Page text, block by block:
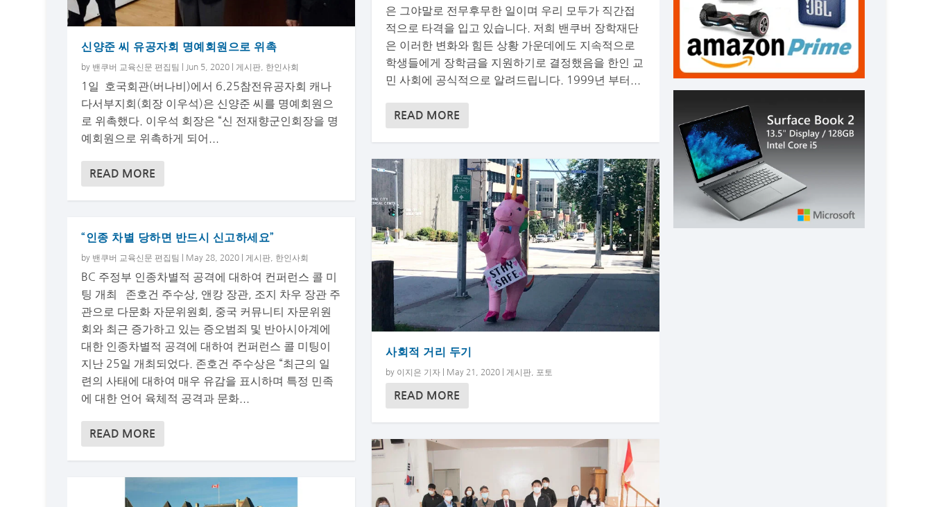
신양준 씨 유공자회 명예회원으로 위촉
by 밴쿠버 교육신문 편집팀 Jun 5, 2020 게시판 한인사회
1일 호국회관(버나비)에서 6.25참전유공자회 캐나
다서부지회(회장 이우석)은 신양준 씨를 명예회원으
로 위촉했다. 이우석 회장은 “신 전재향군인회장을 명
예회원으로 위촉하게 되어...
READ MORE
“인종 차별 당하면 반드시 신고하세요”
by 밴쿠버 교육신문 편집팀 May 28, 2020 게시판 한인사회
BC 주정부 인종차별적 공격에 대하여 컨퍼런스 콜 미
팅 개최 존호건 주수상, 앤캉 장관, 조지 차우 장관 주
관으로 다문화 자문위원회, 중국 커뮤니티 자문위원
회와 최근 증가하고 있는 증오범죄 및 반아시아계에
대한 인종차별적 공격에 대하여 컨퍼런스 콜 미팅이
지난 25일 개최되었다. 존호건 주수상은 “최근의 일
련의 사태에 대하여 매우 유감을 표시하며 특정 민족
에 대한 언어 육체적 공격과 문화...
READ MORE
은 그야말로 전무후무한 일이며 우리 모두가 직간접
적으로 타격을 입고 있습니다. 저희 밴쿠버 장학재단
은 이러한 변화와 힘든 상황 가운데에도 지속적으로
학생들에게 장학금을 지원하기로 결정했음을 한인 교
민 사회에 공식적으로 알려드립니다. 1999년 부터...
READ MORE
사회적 거리 두기
by 이지은 기자 May 21, 2020 게시판 포토
READ MORE